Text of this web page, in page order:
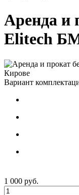
Аренда и
Elitech
Вариант
1 000 руб.